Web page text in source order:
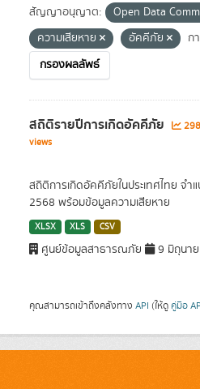
สัญญาอนุญาต: Open Data
ความเสียหาย
อัคคีภัย ก
กรองผลลัพธ์
สถิติรายปีการเกิดอัคคีภัย
views
สถิติการเกิดอัคคีภัยในประเทศไทย จ
2568 พร้อมข้อมูลความเสียหาย
XLSX XLS CSV
ศูนย์ข้อมูลสาธารณภัย 9 มิถุนา
คุณสามารถเข้าถึงคลังทาง API (ให้ดู คู่มือ